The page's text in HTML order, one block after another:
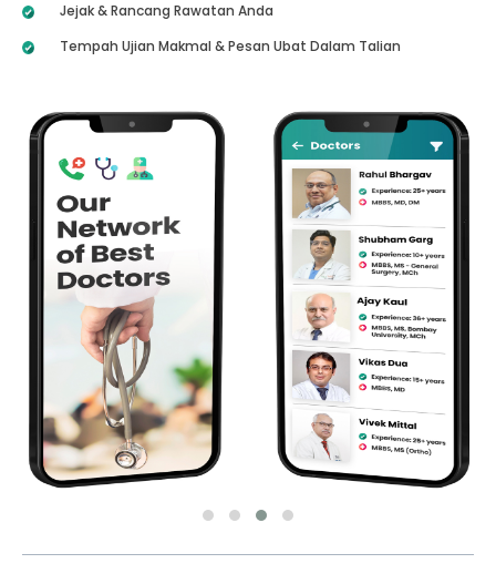
Jejak & Rancang Rawatan Anda
Tempah Ujian Makmal & Pesan Ubat Dalam Talian